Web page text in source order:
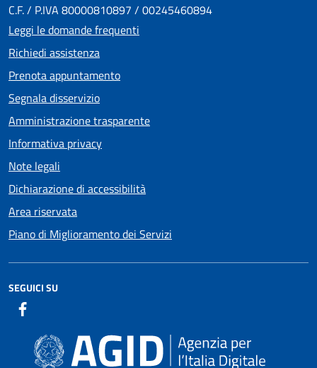
C.F. / P.IVA 80000810897 / 00245460894
Leggi le domande frequenti
Richiedi assistenza
Prenota appuntamento
Segnala disservizio
Amministrazione trasparente
Informativa privacy
Note legali
Dichiarazione di accessibilità
Area riservata
Piano di Miglioramento dei Servizi
SEGUICI SU